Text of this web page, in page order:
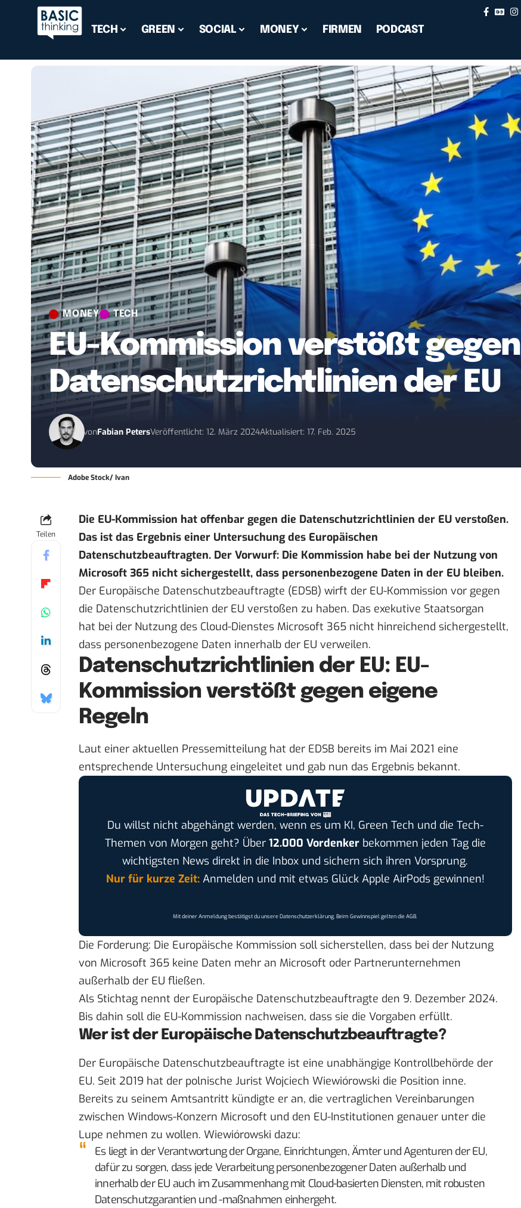
TECH GREEN SOCIAL MONEY FIRMEN PODCAST
MONEY TECH
EU-Kommission verstößt gegen
Datenschutzrichtlinien der EU
vonFabian PetersVeröffentlicht: 12. März 2024Aktualisiert: 17. Feb. 2025
Adobe Stock/ Ivan
Teilen
Die EU-Kommission hat offenbar gegen die Datenschutzrichtlinien der EU verstoßen.
Das ist das Ergebnis einer Untersuchung des Europäischen
Datenschutzbeauftragten. Der Vorwurf: Die Kommission habe bei der Nutzung von
Microsoft 365 nicht sichergestellt, dass personenbezogene Daten in der EU bleiben.
Der Europäische Datenschutzbeauftragte (EDSB) wirft der EU-Kommission vor gegen
die Datenschutzrichtlinien der EU verstoßen zu haben. Das exekutive Staatsorgan
hat bei der Nutzung des Cloud-Dienstes Microsoft 365 nicht hinreichend sichergestellt,
dass personenbezogene Daten innerhalb der EU verweilen.
Datenschutzrichtlinien der EU: EU-
Kommission verstößt gegen eigene
Regeln
Laut einer aktuellen Pressemitteilung hat der EDSB bereits im Mai 2021 eine
entsprechende Untersuchung eingeleitet und gab nun das Ergebnis bekannt.
Du willst nicht abgehängt werden, wenn es um KI, Green Tech und die Tech-
Themen von Morgen geht? Über 12.000 Vordenkerbekommen jeden Tag die
wichtigsten News direkt in die Inbox und sichern sich ihren Vorsprung.
Nur für kurze Zeit:Anmelden und mit etwas Glück Apple AirPods gewinnen!
Mit deiner Anmeldung bestätigst du unsereDatenschutzerklärung. Beim Gewinnspiel gelten dieAGB.
Die Forderung: Die Europäische Kommission soll sicherstellen, dass bei der Nutzung
von Microsoft 365 keine Daten mehr an Microsoft oder Partnerunternehmen
außerhalb der EU fließen.
Als Stichtag nennt der Europäische Datenschutzbeauftragte den 9. Dezember 2024.
Bis dahin soll die EU-Kommission nachweisen, dass sie die Vorgaben erfüllt.
Wer ist der Europäische Datenschutzbeauftragte?
Der Europäische Datenschutzbeauftragte ist eine unabhängige Kontrollbehörde der
EU. Seit 2019 hat der polnische Jurist Wojciech Wiewiórowski die Position inne.
Bereits zu seinem Amtsantritt kündigte er an, die vertraglichen Vereinbarungen
zwischen Windows-Konzern Microsoft und den EU-Institutionen genauer unter die
Lupe nehmen zu wollen. Wiewiórowski dazu:
Es liegt in der Verantwortung der Organe, Einrichtungen, Ämter und Agenturen der EU,
dafür zu sorgen, dass jede Verarbeitung personenbezogener Daten außerhalb und
innerhalb der EU auch im Zusammenhang mit Cloud-basierten Diensten, mit robusten
Datenschutzgarantien und -maßnahmen einhergeht.